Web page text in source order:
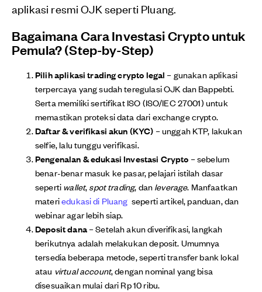
aplikasi resmi OJK seperti Pluang.
Bagaimana Cara Investasi Crypto untuk
Pemula? (Step-by-Step)
Pilih aplikasi trading crypto legal– gunakan aplikasi
terpercaya yang sudah teregulasi OJK dan Bappebti.
Serta memiliki sertifikat ISO (ISO/IEC 27001) untuk
memastikan proteksi data dari exchange crypto.
Daftar & verifikasi akun (KYC)– unggah KTP, lakukan
selfie, lalu tunggu verifikasi.
Pengenalan & edukasi Investasi Crypto– sebelum
benar-benar masuk ke pasar, pelajari istilah dasar
sepertiwallet,spot trading, danleverage. Manfaatkan
materiedukasi di Pluang seperti artikel, panduan, dan
webinar agar lebih siap.
Deposit dana– Setelah akun diverifikasi, langkah
berikutnya adalah melakukan deposit. Umumnya
tersedia beberapa metode, seperti transfer bank lokal
atau virtual account, dengan nominal yang bisa
disesuaikan mulai dari Rp 10 ribu.